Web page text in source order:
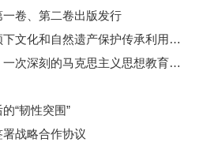
一卷、第二卷出版发行
在习近平文化思想引领下文化和自然遗产保护传承利用工作开创新局面
伟大征程丨延安整风：一次深刻的马克思主义思想教育运动
“韧性突围”
战略合作协议